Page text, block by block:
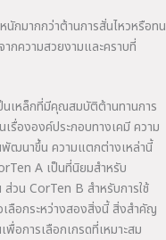
นักมากกว่าต้านการสั่นไหวหรือทน
กความสวยงามและคราบที่
เหล็กที่มีคุณสมบัติต้านทานการ
ององค์ประกอบทางเคมี ความ
ฒนาขึ้น ความแตกต่างเหล่านี้
A เป็นที่นิยมสำหรับ
วน CorTen B สำหรับการใช้
ลือกระหว่างสองสิ่งนี้ สิ่งสำคัญ
อการเลือกเกรดที่เหมาะสม